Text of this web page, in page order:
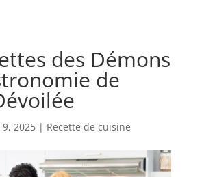
des Démons
de
9, 2025| Recette de cuisine